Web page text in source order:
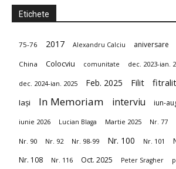
Etichete
75-76 2017 Alexandru Calciu aniversare
China Colocviu comunitate dec. 2023-ian.
dec. 2024-ian. 2025 Feb. 2025 Filit fitralit
Iași In Memoriam interviu iun-
iunie 2026 Lucian Blaga Martie 2025 Nr. 77
Nr. 90 Nr. 92 Nr. 98-99 Nr. 100 Nr. 101
Nr. 108
Nr. 116 Oct. 2025 Peter Sragher